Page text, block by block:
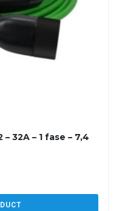
32A – 1 fase – 7,4